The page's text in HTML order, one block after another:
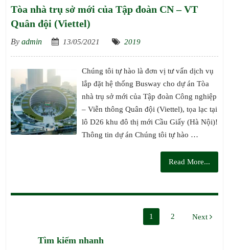
Tòa nhà trụ sở mới của Tập đoàn CN – VT
Quân đội (Viettel)
By admin 13/05/2021 2019
Chúng tôi tự hào là đơn vị tư vấn dịch vụ
lắp đặt hệ thống Busway cho dự án Tòa
nhà trụ sở mới của Tập đoàn Công nghiệp
– Viễn thông Quân đội (Viettel), tọa lạc tại
lô D26 khu đô thị mới Cầu Giấy (Hà Nội)!
Thông tin dự án Chúng tôi tự hào …
Read More...
trang
1 2 Next
Tìm kiếm nhanh